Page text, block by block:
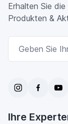
Erhalten Sie
Produkten &
Ihre